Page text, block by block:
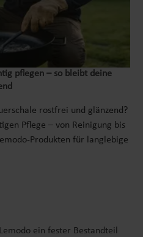
pflegen – so bleibt deine
rostfrei und glänzend?
Pflege – von Reinigung bis
Produkten für langlebige
ein fester Bestandteil